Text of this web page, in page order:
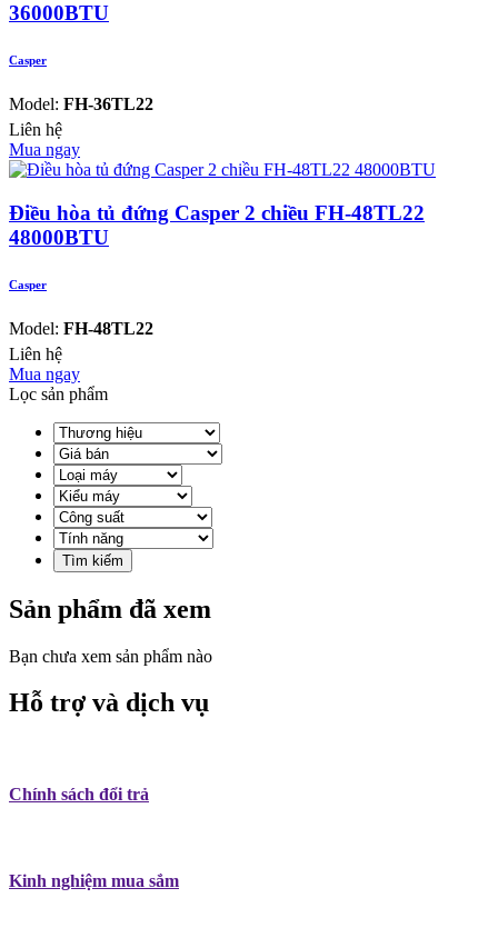
36000BTU
Casper
Model: FH-36TL22
Liên hệ
Mua ngay
Điều hòa tủ đứng Casper 2 chiều FH-48TL22
48000BTU
Casper
Model: FH-48TL22
Liên hệ
Mua ngay
Lọc sản phẩm
Sản phẩm đã xem
Bạn chưa xem sản phẩm nào
Hỗ trợ và dịch vụ
Chính sách đổi trả
Kinh nghiệm mua sắm